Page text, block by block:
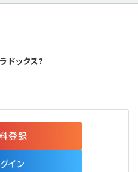
ドックス?
登録
イン